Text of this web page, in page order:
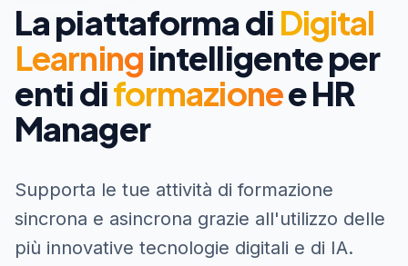
La piattaforma di Digital
Learningintelligente per
enti diformazionee HR
Manager
Supporta le tue attività di formazione
sincrona e asincrona grazie all'utilizzo delle
più innovative tecnologie digitali e di IA.